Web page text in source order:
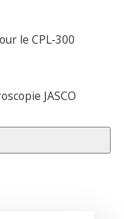
le CPL-300
JASCO